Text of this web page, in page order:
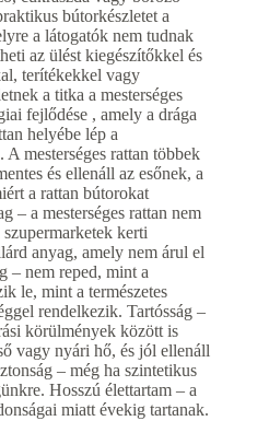
bútorkészletet a
a látogatók nem tudnak
az ülést kiegészítőkkel és
terítékekkel vagy
a titka a mesterséges
fejlődése , amely a drága
helyébe lép a
A mesterséges rattan többek
és ellenáll az esőnek, a
a rattan bútorokat
– a mesterséges rattan nem
kerti
anyag, amely nem árul el
– nem reped, mint a
le, mint a természetes
rendelkezik. Tartósság –
körülmények között is
vagy nyári hő, és jól ellenáll
– még ha szintetikus
Hosszú élettartam – a
miatt évekig tartanak.